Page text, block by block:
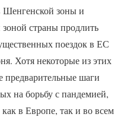
Шенгенской зоны и
страны продлить
поездок в ЕС
Хотя некоторые из этих
предварительные шаги
на борьбу с пандемией,
как в Европе, так и во всем